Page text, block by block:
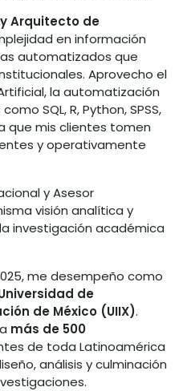
Arquitecto de
en información
automatizados que
Aprovecho el
la automatización
SQL, R, Python, SPSS,
que mis clientes tomen
y operativamente
y Asesor
visión analítica y
investigación académica
me desempeño como
de
de México (UIIX).
más de 500
de toda Latinoamérica
análisis y culminación